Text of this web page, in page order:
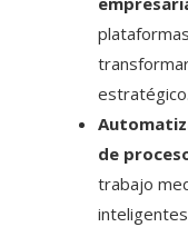
estratégico.
de
trabajo